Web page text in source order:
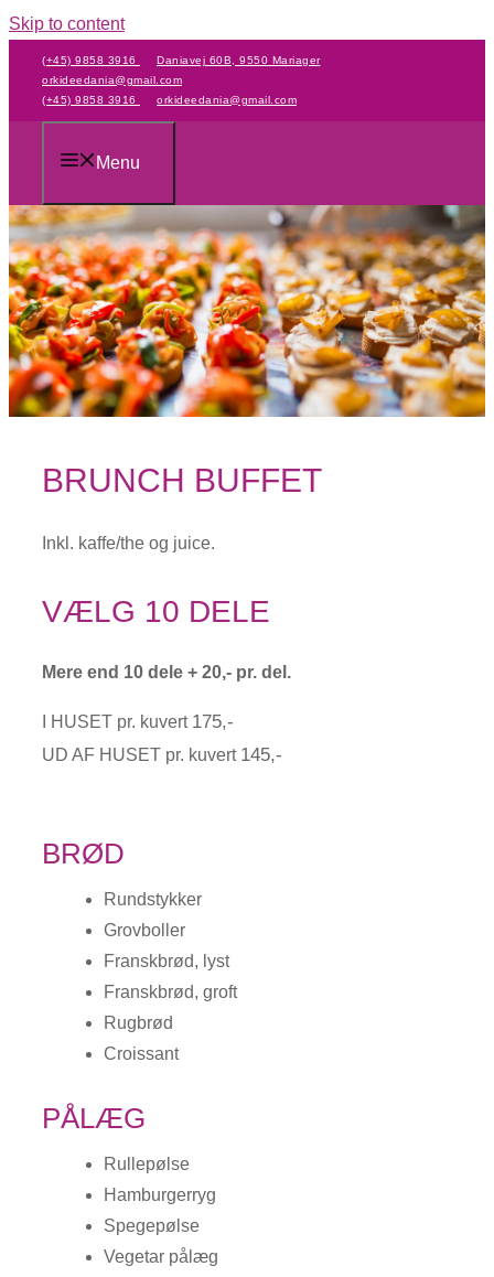
Skip to content
(+45) 9858 3916
Daniavej 60B, 9550 Mariager
orkideedania@gmail.com
(+45) 9858 3916
orkideedania@gmail.com
Menu
BRUNCH BUFFET
Inkl. kaffe/the og juice.
VÆLG 10 DELE
Mere end 10 dele + 20,- pr. del.
I HUSET pr. kuvert 175,-
UD AF HUSET pr. kuvert 145,-
BRØD
Rundstykker
Grovboller
Franskbrød, lyst
Franskbrød, groft
Rugbrød
Croissant
PÅLÆG
Rullepølse
Hamburgerryg
Spegepølse
Vegetar pålæg